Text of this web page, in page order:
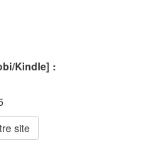
Kindle] :
site